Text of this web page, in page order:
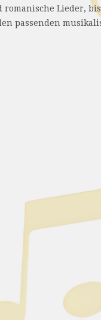
Lieder,
passenden